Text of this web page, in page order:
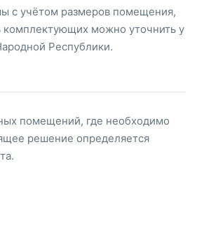
с учётом размеров помещения,
комплектующих можно уточнить у
Республики.
помещений, где необходимо
решение определяется